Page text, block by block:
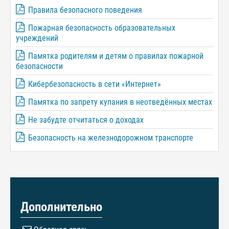
Правила безопасного поведения
Пожарная безопасность образовательных
учреждений
Памятка родителям и детям о правилах пожарной
безопасности
Кибербезопасность в сети «Интернет»
Памятка по запрету купания в неотведённых местах
Не забудте отчитаться о доходах
Безопасность на железнодорожном транспорте
Дополнительно